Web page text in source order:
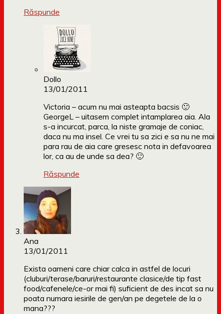
Răspunde
Dollo
13/01/2011
Victoria – acum nu mai asteapta bacsis 🙂
GeorgeL – uitasem complet intamplarea aia. Ala
s-a incurcat, parca, la niste gramaje de coniac,
daca nu ma insel. Ce vrei tu sa zici e sa nu ne mai
para rau de aia care gresesc nota in defavoarea
lor, ca au de unde sa dea? 🙂
Răspunde
Ana
13/01/2011
Exista oameni care chiar calca in astfel de locuri
(cluburi/terase/baruri/restaurante clasice/de tip fast
food/cafenele/ce-or mai fi) suficient de des incat sa nu
poata numara iesirile de gen/an pe degetele de la o
mana???